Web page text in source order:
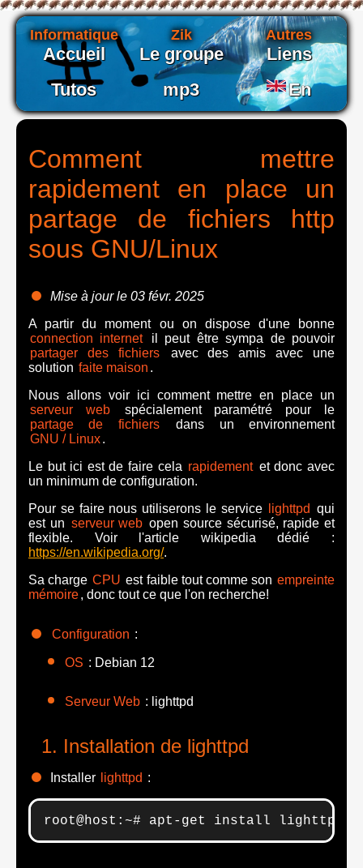
Informatique
Accueil
Tutos
Zik
Le groupe
mp3
Autres
Liens
En
Comment mettre
rapidement en place un
partage de fichiers http
sous GNU/Linux
Mise à jour le 03 févr. 2025
A partir du moment ou on dispose d'une bonne
connection internet
il peut être sympa de pouvoir
partager des fichiers
avec des amis avec une
solution faite maison .
Nous allons voir ici comment mettre en place un
serveur web
spécialement paramétré pour le
partage de fichiers
dans un environnement
GNU / Linux.
Le but ici est de faire cela rapidement et donc avec
un minimum de configuration.
Pour se faire nous utiliserons le service
lighttpd qui
est un serveur web open source sécurisé, rapide et
flexible. Voir l'article wikipedia dédié :
https://en.wikipedia.org/.
Sa charge CPU est faible tout comme son empreinte
mémoire, donc tout ce que l'on recherche!
Configuration :
OS : Debian 12
Serveur Web : lighttpd
Installation de lighttpd
Installer lighttpd :
root@host:~# apt-get install lighttpd